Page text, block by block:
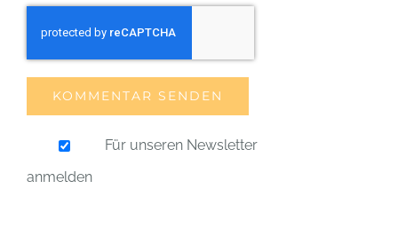
Für unseren Newsletter
anmelden